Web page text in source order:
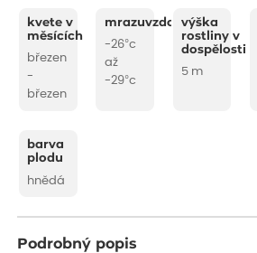
kvete v
měsících
březen
-
březen
mrazuvzdornost
-26°c
až
-29°c
výška
rostliny v
dospělosti
5 m
barva
plodu
hnědá
Podrobný popis